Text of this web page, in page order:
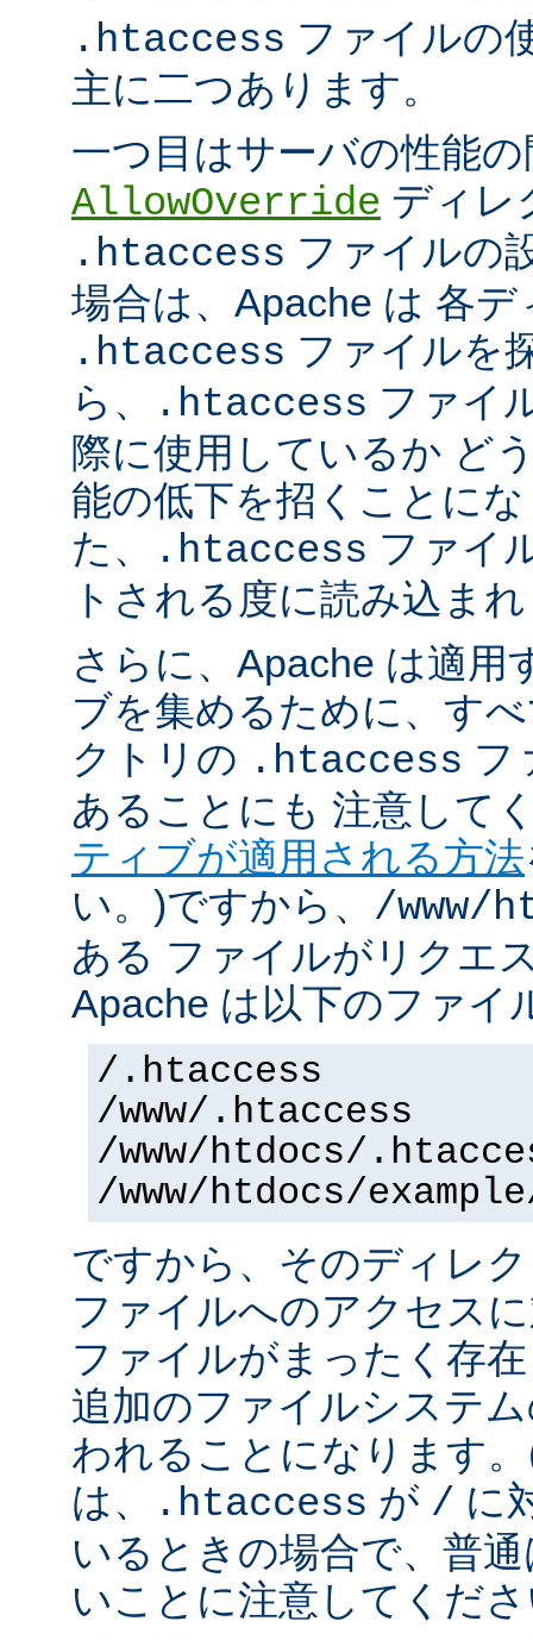
.htaccess ファイルの
主に二つあります。
一つ目はサーバの性能
AllowOverride ディレ
.htaccess ファイルの
場合は、Apache は 各
.htaccess ファイルを
ら、
.htaccess ファイ
際に使用しているか ど
能の低下を招くことに
た、
.htaccess ファイ
トされる度に読み込ま
さらに、Apache は適用
ブを集めるために、す
クトリの .htaccess フ
あることにも 注意して
ティブが適用される方法
い。)ですから、 /www/
ある ファイルがリクエ
Apache は以下のファイ
/.htaccess
/www/.htaccess
/www/htdocs/
/www/htdocs/
ですから、そのディレ
ファイルへのアクセス
ファイルがまったく存
追加のファイルシステ
われることになります
は、
.htaccess が / に
いるときの場合で、普
いことに注意してくだ